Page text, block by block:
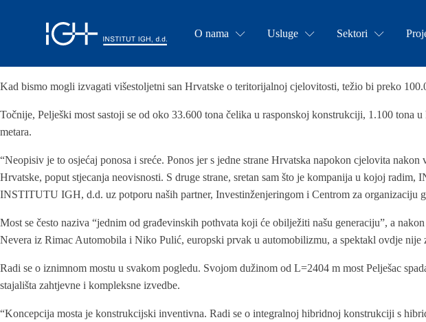
O nama Usluge Sektori
Kad bismo mogli izvagati višestoljetni san Hrvatske o teritorijalnoj cjelovitosti, težio bi preko
Točnije, Pelješki most sastoji se od oko 33.600 tona čelika u rasponskoj konstrukciji, 1.100 tona
metara.
“Neopisiv je to osjećaj ponosa i sreće. Ponos jer s jedne strane Hrvatska napokon cjelovita
Hrvatske, poput stjecanja neovisnosti. S druge strane, sretan sam što je kompanija u kojoj
INSTITUTU IGH, d.d. uz potporu naših partner, Investinženjeringom i Centrom za
Most se često naziva “jednim od građevinskih pothvata koji će obilježiti našu generaciju”, a
Nevera iz Rimac Automobila i Niko Pulić, europski prvak u automobilizmu, a spektakl ovdje nije
Radi se o iznimnom mostu u svakom pogledu. Svojom dužinom od L=2404 m most Pelješac
stajališta zahtjevne i kompleksne izvedbe.
“Koncepcija mosta je konstrukcijski inventivna. Radi se o integralnoj hibridnoj konstrukciji s